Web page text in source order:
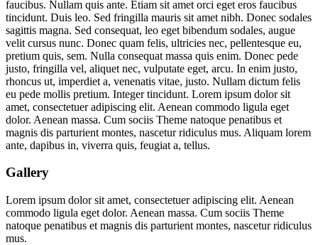
faucibus. Nullam quis ante. Etiam sit amet orci eget eros faucibus
tincidunt. Duis leo. Sed fringilla mauris sit amet nibh. Donec sodales
sagittis magna. Sed consequat, leo eget bibendum sodales, augue
velit cursus nunc. Donec quam felis, ultricies nec, pellentesque eu,
pretium quis, sem. Nulla consequat massa quis enim. Donec pede
justo, fringilla vel, aliquet nec, vulputate eget, arcu. In enim justo,
rhoncus ut, imperdiet a, venenatis vitae, justo. Nullam dictum felis
eu pede mollis pretium. Integer tincidunt. Lorem ipsum dolor sit
amet, consectetuer adipiscing elit. Aenean commodo ligula eget
dolor. Aenean massa. Cum sociis Theme natoque penatibus et
magnis dis parturient montes, nascetur ridiculus mus. Aliquam lorem
ante, dapibus in, viverra quis, feugiat a, tellus.
Gallery
Lorem ipsum dolor sit amet, consectetuer adipiscing elit. Aenean
commodo ligula eget dolor. Aenean massa. Cum sociis Theme
natoque penatibus et magnis dis parturient montes, nascetur ridiculus
mus.